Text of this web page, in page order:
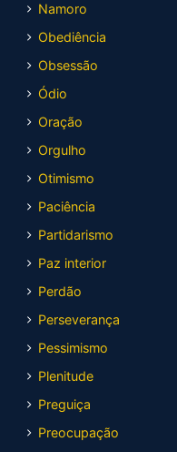
Namoro
Obediência
Obsessão
Ódio
Oração
Orgulho
Otimismo
Paciência
Partidarismo
Paz interior
Perdão
Perseverança
Pessimismo
Plenitude
Preguiça
Preocupação